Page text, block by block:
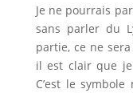
Je ne pourrais
sans parler du
partie, ce ne
il est clair que je
C’est le